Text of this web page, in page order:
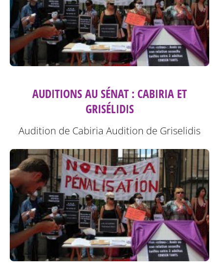
AUDITIONS AU SÉNAT : CABIRIA ET
GRISÉLIDIS
Audition de Cabiria Audition de Griselidis